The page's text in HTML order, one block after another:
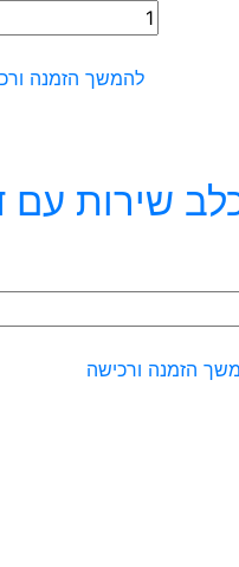
כמות
של
פאץ'
להמשך הזמנה
שירות עם
הזמנה ורכישה